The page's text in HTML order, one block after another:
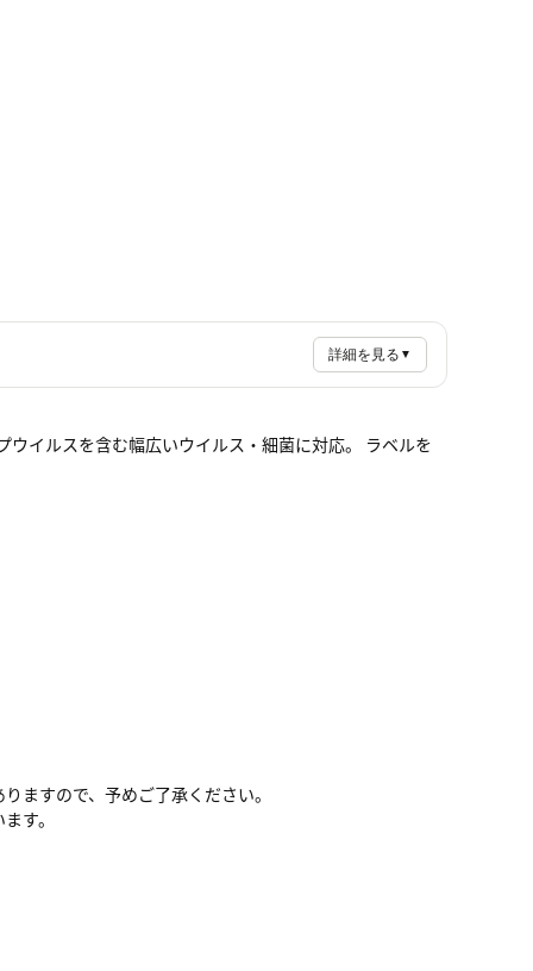
詳細を見る ▼
イルスを含む幅広いウイルス・細菌に対応。 ラベルを
ますので、予めご了承ください。
す。